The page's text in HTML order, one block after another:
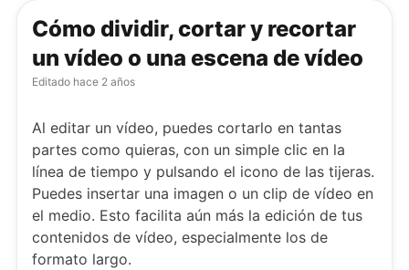
Cómo dividir, cortar y recortar
un vídeo o una escena de vídeo
Editado hace 2 años
Al editar un vídeo, puedes cortarlo en tantas
partes como quieras, con un simple clic en la
línea de tiempo y pulsando el icono de las tijeras.
Puedes insertar una imagen o un clip de vídeo en
el medio. Esto facilita aún más la edición de tus
contenidos de vídeo, especialmente los de
formato largo.